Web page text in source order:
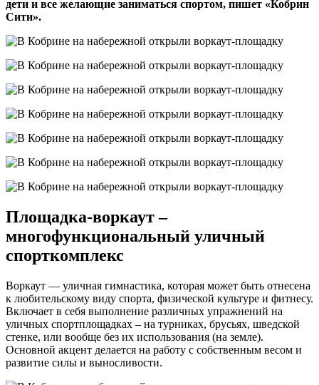
дети и все желающие заниматься спортом, пишет «Кобрин
Сити».
Площадка-воркаут –
многофункциональный уличный
спорткомплекс
Воркаут — уличная гимнастика, которая может быть отнесена
к любительскому виду спорта, физической культуре и фитнесу.
Включает в себя выполнение различных упражнений на
уличных спортплощадках – на турниках, брусьях, шведской
стенке, или вообще без их использования (на земле).
Основной акцент делается на работу с собственным весом и
развитие силы и выносливости.